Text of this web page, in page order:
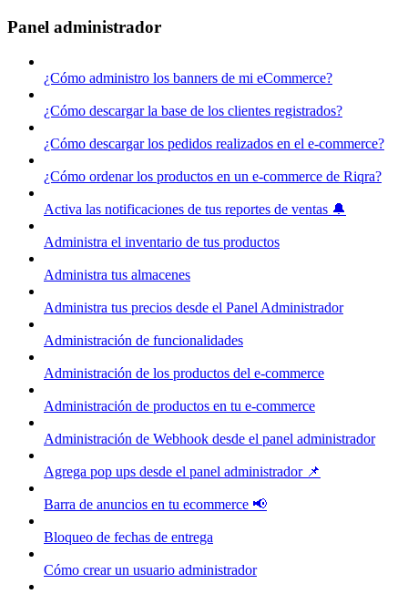
Panel administrador
¿Cómo administro los banners de mi eCommerce?
¿Cómo descargar la base de los clientes registrados?
¿Cómo descargar los pedidos realizados en el e-commerce?
¿Cómo ordenar los productos en un e-commerce de Riqra?
Activa las notificaciones de tus reportes de ventas 🔔
Administra el inventario de tus productos
Administra tus almacenes
Administra tus precios desde el Panel Administrador
Administración de funcionalidades
Administración de los productos del e-commerce
Administración de productos en tu e-commerce
Administración de Webhook desde el panel administrador
Agrega pop ups desde el panel administrador 📌
Barra de anuncios en tu ecommerce 📢
Bloqueo de fechas de entrega
Cómo crear un usuario administrador